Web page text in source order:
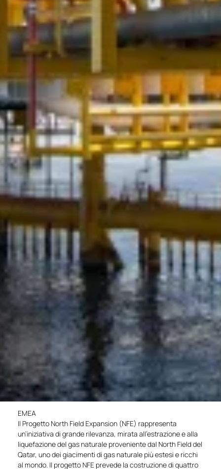
EMEA
Il Progetto North Field Expansion (NFE) rappresenta
un’iniziativa di grande rilevanza, mirata all’estrazione e alla
liquefazione del gas naturale proveniente dal North Field del
Qatar, uno dei giacimenti di gas naturale più estesi e ricchi
al mondo. Il progetto NFE prevede la costruzione di quattro